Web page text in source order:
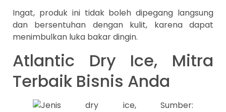
Ingat, produk ini tidak boleh dipegang langsung
dan bersentuhan dengan kulit, karena dapat
menimbulkan luka bakar dingin.
Atlantic Dry Ice, Mitra
Terbaik Bisnis Anda